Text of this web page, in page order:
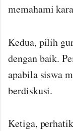
memahami
Kedua, pilih
dengan baik.
apabila siswa
berdiskusi.
Ketiga,